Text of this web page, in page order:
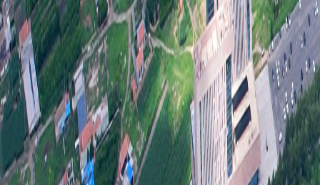
够
划
定
强。
息